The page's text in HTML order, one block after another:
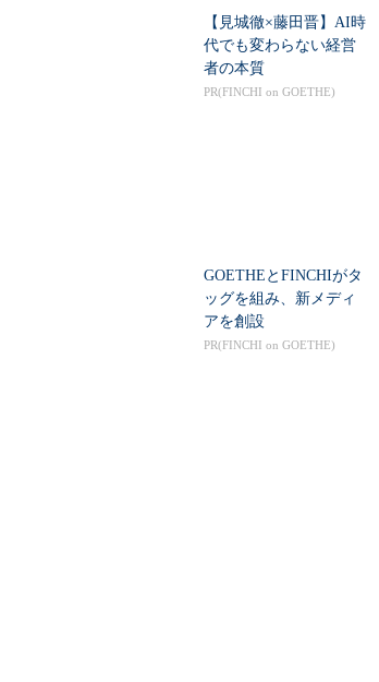
【見城徹×藤田晋】AI時
代でも変わらない経営
者の本質
PR(FINCHI on GOETHE)
GOETHEとFINCHIがタ
ッグを組み、新メディ
アを創設
PR(FINCHI on GOETHE)